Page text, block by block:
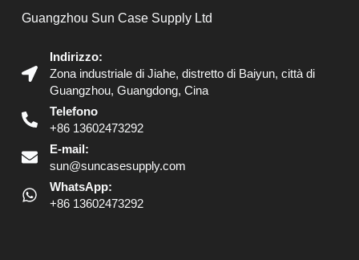
Guangzhou Sun Case Supply Ltd
Indirizzo:
Zona industriale di Jiahe, distretto di Baiyun, città di
Guangzhou, Guangdong, Cina
Telefono
+86 13602473292
E-mail:
sun@suncasesupply.com
WhatsApp:
+86 13602473292